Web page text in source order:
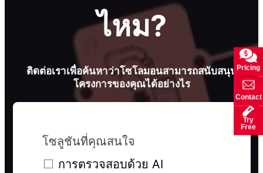
Pricing
Contact
Try
Free
ไหม?
ติดต่อเราเพื่อค้นหาว่าโซโลมอนสามารถสนับสนุน
โครงการของคุณได้อย่างไร
โซลูชันที่คุณสนใจ
การตรวจสอบด้วย AI